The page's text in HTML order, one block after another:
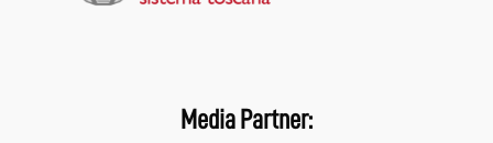
Media Partner: